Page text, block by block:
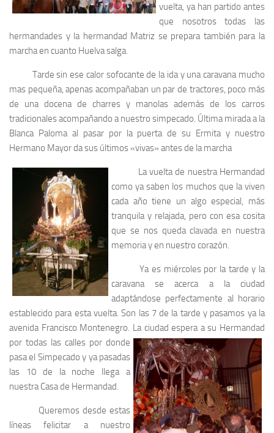
vuelta, ya han partido antes
que nosotros todas las
hermandades y la hermandad Matriz se prepara también para la
marcha en cuanto Huelva salga.
Tarde sin ese calor sofocante de la ida y una caravana mucho
mas pequeña, apenas acompañaban un par de tractores, poco más
de una docena de charres y manolas además de los carros
tradicionales acompañando a nuestro simpecado. Última mirada a la
Blanca Paloma al pasar por la puerta de su Ermita y nuestro
Hermano Mayor da sus últimos «vivas» antes de la marcha
La vuelta de nuestra Hermandad
como ya saben los muchos que la viven
cada año tiene un algo especial, más
tranquila y relajada, pero con esa cosita
que se nos queda clavada en nuestra
memoria y en nuestro corazón.
Ya es miércoles por la tarde y la
caravana se acerca a la ciudad
adaptándose perfectamente al horario
establecido para esta vuelta. Son las 7 de la tarde y pasamos ya la
avenida Francisco Montenegro. La ciudad espera a su Hermandad
por todas las calles por donde
pasa el Simpecado y ya pasadas
las 10 de la noche llega a
nuestra Casa de Hermandad.
Queremos desde estas
líneas felicitar a nuestro